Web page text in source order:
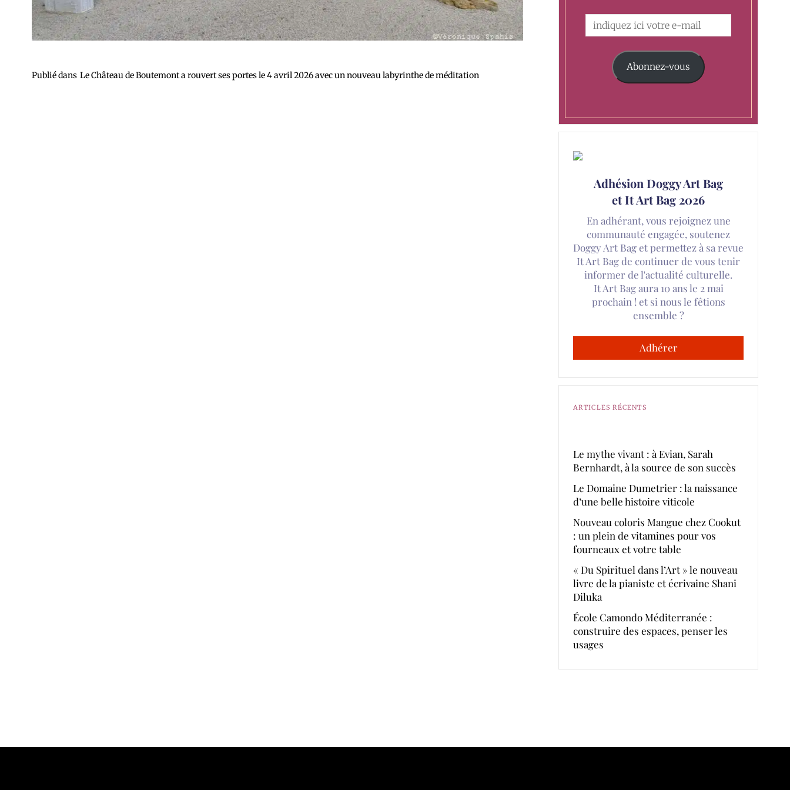
Publié dans Le Château de Boutemont a rouvert ses portes le 4 avril 2026 avec un nouveau labyrinthe de méditation
Abonnez-vous
Adhésion Doggy Art Bag
et It Art Bag 2026
En adhérant, vous rejoignez une
communauté engagée, soutenez
Doggy Art Bag et permettez à sa revue
It Art Bag de continuer de vous tenir
informer de l'actualité culturelle.
It Art Bag aura 10 ans le 2 mai
prochain ! et si nous le fêtions
ensemble ?
Adhérer
ARTICLES RÉCENTS
Le mythe vivant : à Evian, Sarah
Bernhardt, à la source de son succès
Le Domaine Dumetrier : la naissance
d’une belle histoire viticole
Nouveau coloris Mangue chez Cookut
: un plein de vitamines pour vos
fourneaux et votre table
« Du Spirituel dans l’Art » le nouveau
livre de la pianiste et écrivaine Shani
Diluka
École Camondo Méditerranée :
construire des espaces, penser les
usages